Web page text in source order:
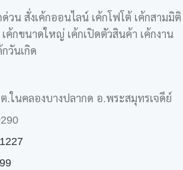
ด่วน สั่งเค้กออนไลน์ เค้กโฟโต้ เค้กสามมิติ
ค้กขนาดใหญ่ เค้กเปิดตัวสินค้า เค้กงาน
วันเกิด
.ในคลองบางปลากด อ.พระสมุทรเจดีย์